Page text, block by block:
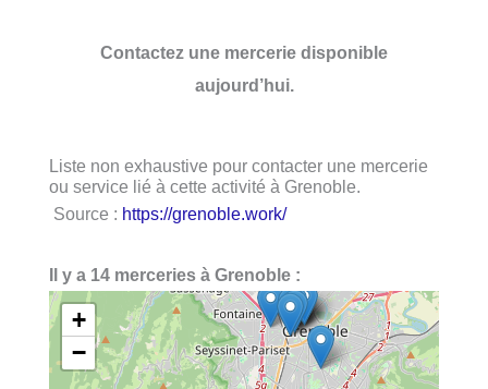
Contactez une mercerie disponible
aujourd’hui.
Liste non exhaustive pour contacter une mercerie
ou service lié à cette activité à Grenoble.
Source : https://grenoble.work/
Il y a 14 merceries à Grenoble :
+
−